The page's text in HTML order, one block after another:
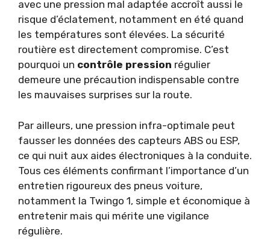
avec une pression mal adaptée accroît aussi le
risque d’éclatement, notamment en été quand
les températures sont élevées. La sécurité
routière est directement compromise. C’est
pourquoi un contrôle pression régulier
demeure une précaution indispensable contre
les mauvaises surprises sur la route.
Par ailleurs, une pression infra-optimale peut
fausser les données des capteurs ABS ou ESP,
ce qui nuit aux aides électroniques à la conduite.
Tous ces éléments confirmant l’importance d’un
entretien rigoureux des pneus voiture,
notamment la Twingo 1, simple et économique à
entretenir mais qui mérite une vigilance
régulière.